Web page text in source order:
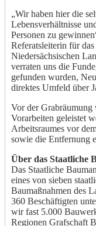
„Wir haben hier die
Lebensverhältnisse
Personen zu
Referatsleiterin für
Niedersächsischen
verraten uns die
gefunden wurden,
direktes Umfeld über
Vor der Grabräumung
Vorarbeiten geleistet
Arbeitsraumes vor
sowie die Entfernung
Über das Staatliche
Das Staatliche
eines von sieben
Baumaßnahmen des
360 Beschäftigten
wir fast 5.000
Regionen Grafschaft